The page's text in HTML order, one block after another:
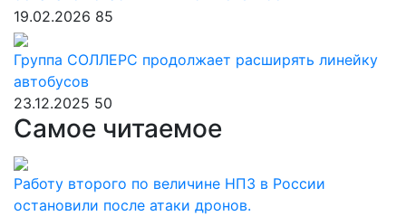
19.02.2026 85
Группа СОЛЛЕРС продолжает расширять линейку
автобусов
23.12.2025 50
Самое читаемое
Работу второго по величине НПЗ в России
остановили после атаки дронов.